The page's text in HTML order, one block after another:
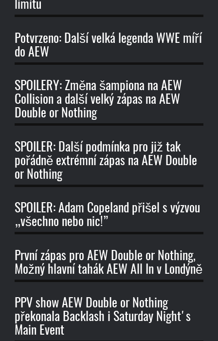
limitu
Potvrzeno: Další velká legenda WWE míří
do AEW
SPOILERY: Změna šampiona na AEW
Collision a další velký zápas na AEW
Double or Nothing
SPOILER: Další podmínka pro již tak
pořádně extrémní zápas na AEW Double
or Nothing
SPOILER: Adam Copeland přišel s výzvou
„všechno nebo nic!”
První zápas pro AEW Double or Nothing,
Možný hlavní tahák AEW All In v Londýně
PPV show AEW Double or Nothing
překonala Backlash i Saturday Night's
Main Event